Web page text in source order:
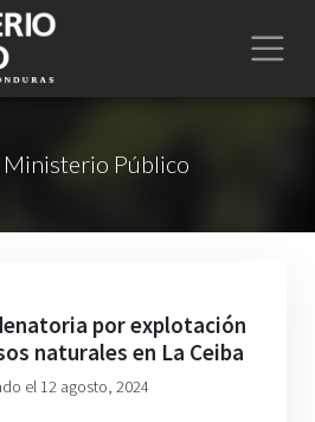
Público
por explotación
naturales en La Ceiba
el 12 agosto, 2024